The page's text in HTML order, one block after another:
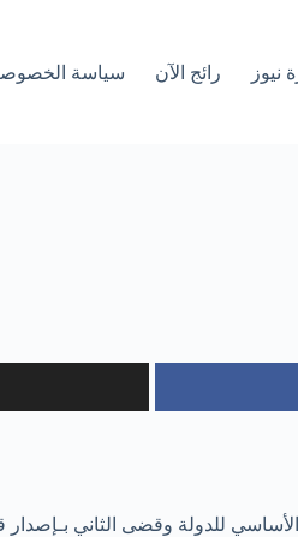
نيوز رائج الآن سياسة
للدولة وقضى الثاني